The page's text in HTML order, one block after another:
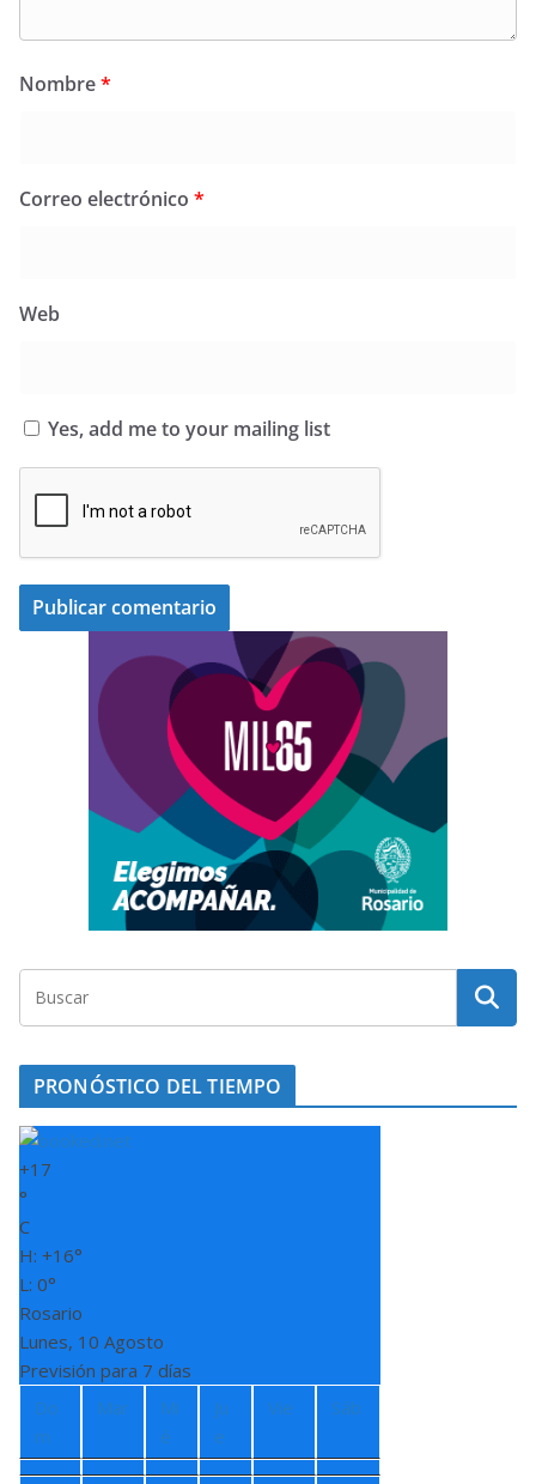
Nombre*
Correo electrónico *
Web
Yes, add me to your mailing list
PRONÓSTICO DEL TIEMPO
+17
°
C
H: +16°
L: 0°
Rosario
Lunes, 10 Agosto
Previsión para 7 días
Do
m
Mar
Mi
é
Ju
e
Vie Sáb